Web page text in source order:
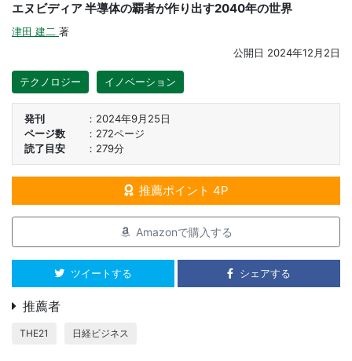
エヌビディア 半導体の覇者が作り出す2040年の世界
津田 建二 著
公開日 2024年12月2日
テクノロジー イノベーション
発刊
2024年9月25日
ページ数
272ページ
読了目安
279分
推薦ポイント 4P
Amazonで購入する
ツイートする シェアする
推薦者
THE21 日経ビジネス